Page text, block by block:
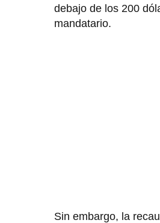
debajo de los 200
mandatario.
Sin embargo, la